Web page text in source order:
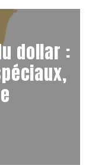
dollar :